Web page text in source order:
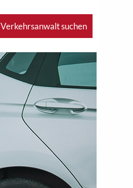
Verkehrsanwalt suchen